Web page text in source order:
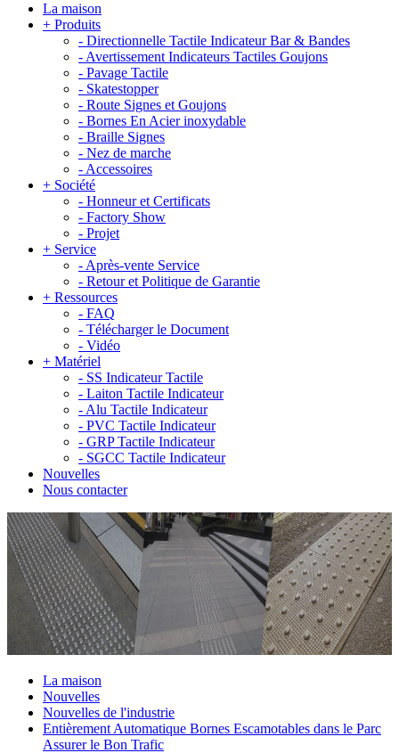
La maison
+ Produits
- Directionnelle Tactile Indicateur Bar & Bandes
- Avertissement Indicateurs Tactiles Goujons
- Pavage Tactile
- Skatestopper
- Route Signes et Goujons
- Bornes En Acier inoxydable
- Braille Signes
- Nez de marche
- Accessoires
+ Société
- Honneur et Certificats
- Factory Show
- Projet
+ Service
- Après-vente Service
- Retour et Politique de Garantie
+ Ressources
- FAQ
- Télécharger le Document
- Vidéo
+ Matériel
- SS Indicateur Tactile
- Laiton Tactile Indicateur
- Alu Tactile Indicateur
- PVC Tactile Indicateur
- GRP Tactile Indicateur
- SGCC Tactile Indicateur
Nouvelles
Nous contacter
La maison
Nouvelles
Nouvelles de l'industrie
Entièrement Automatique Bornes Escamotables dans le Parc
Assurer le Bon Trafic